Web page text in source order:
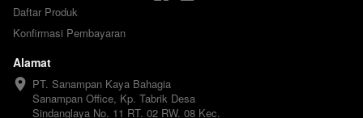
Daftar Produk
Konfirmasi Pembayaran
Alamat
PT. Sanampan Kaya Bahagia
Sanampan Office, Kp. Tabrik Desa
Sindanglaya No. 11 RT. 02 RW. 08 Kec.